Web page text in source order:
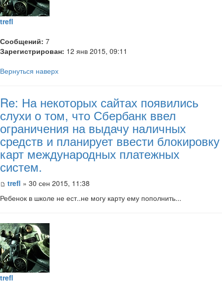
trefl
Сообщений: 7
Зарегистрирован: 12 янв 2015, 09:11
Вернуться наверх
Re: На некоторых сайтах появились
слухи о том, что Сбербанк ввел
ограничения на выдачу наличных
средств и планирует ввести блокировку
карт международных платежных
систем.
trefl » 30 сен 2015, 11:38
Ребенок в школе не ест..не могу карту ему пополнить...
trefl